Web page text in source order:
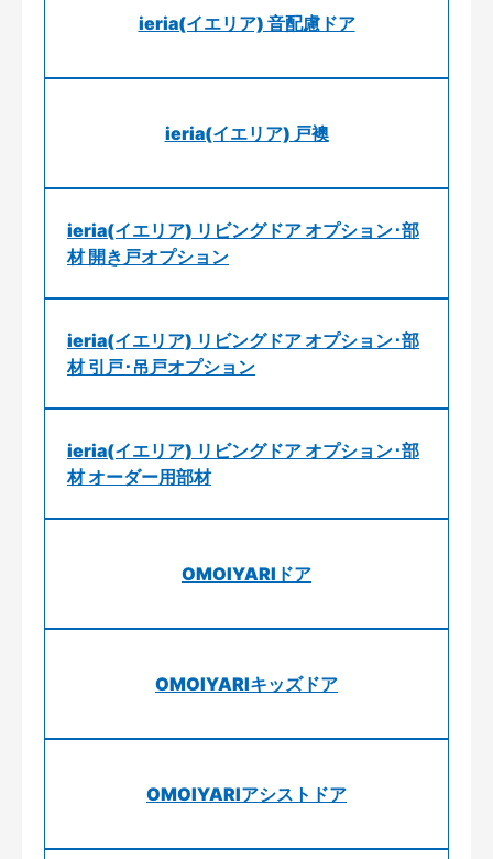
ieria(イエリア) 音配慮ドア
ieria(イエリア) 戸襖
ieria(イエリア) リビングドア オプション･部
材 開き戸オプション
ieria(イエリア) リビングドア オプション･部
材 引戸･吊戸オプション
ieria(イエリア) リビングドア オプション･部
材 オーダー用部材
OMOIYARIドア
OMOIYARIキッズドア
OMOIYARIアシストドア